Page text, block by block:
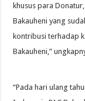
khusus para
Bakauheni yang
kontribusi terhadap
Bakauheni,”
“Pada hari ulang